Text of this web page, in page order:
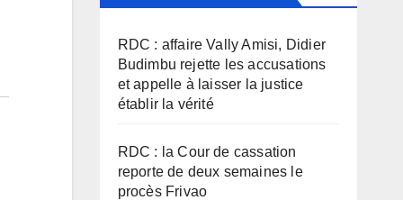
RDC : affaire Vally Amisi, Didier
Budimbu rejette les accusations
et appelle à laisser la justice
établir la vérité
RDC : la Cour de cassation
reporte de deux semaines le
procès Frivao